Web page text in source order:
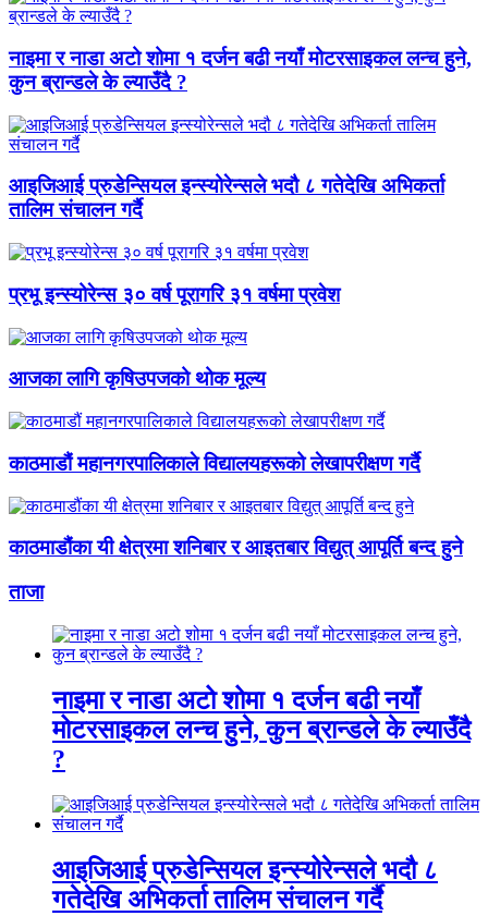
नाइमा र नाडा अटो शोमा १ दर्जन बढी नयाँ मोटरसाइकल लन्च हुने,
कुन ब्रान्डले के ल्याउँदै ?
आइजिआई प्रुडेन्सियल इन्स्योरेन्सले भदौ ८ गतेदेखि अभिकर्ता
तालिम संचालन गर्दै
प्रभू इन्स्योरेन्स ३० वर्ष पूरागरि ३१ वर्षमा प्रवेश
आजका लागि कृषिउपजको थोक मूल्य
काठमाडौं महानगरपालिकाले विद्यालयहरूको लेखापरीक्षण गर्दै
काठमाडौंका यी क्षेत्रमा शनिबार र आइतबार विद्युत् आपूर्ति बन्द हुने
ताजा
नाइमा र नाडा अटो शोमा १ दर्जन बढी नयाँ
मोटरसाइकल लन्च हुने, कुन ब्रान्डले के ल्याउँदै
?
आइजिआई प्रुडेन्सियल इन्स्योरेन्सले भदौ ८
गतेदेखि अभिकर्ता तालिम संचालन गर्दै